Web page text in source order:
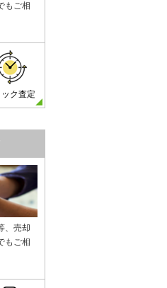
もご相
ク査定
、売却
もご相